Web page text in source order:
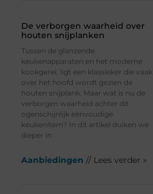
De verborgen waarheid over
houten snijplanken
Tussen de glanzende
keukenapparaten en het moderne
kookgerei, ligt een klassieker die vaak
over het hoofd wordt gezien de
houten snijplank. Maar wat is nu de
verborgen waarheid achter dit
ogenschijnlijk eenvoudige
keukenitem? In dit artikel duiken we
dieper in
Aanbiedingen // Lees verder »